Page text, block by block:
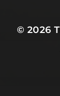
© 2026